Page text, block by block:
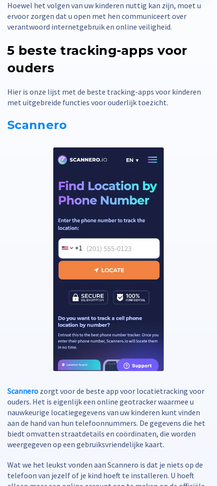
Hoewel het volgen van uw kinderen nuttig kan zijn, moet u
ervoor zorgen dat u open met hen communiceert over
verantwoord internetgebruik en online veiligheid.
5 beste tracking-apps voor
ouders
Hier is onze lijst met de beste tracking-apps voor kinderen
met uitgebreide functies voor ouderlijk toezicht.
Scannero
Scannero zorgt voor de beste app voor locatietracking voor
ouders. Het is eigenlijk een online geotracker waarmee u
nauwkeurige locatiegegevens van uw kinderen kunt vinden
aan de hand van hun telefoonnummers. De gegevens die het
biedt omvatten straatdetails en coördinaten, die worden
weergegeven op een gebruiksvriendelijke kaart.
Wat we het leukst vonden aan Scannero is dat je niets op de
telefoon van jezelf of je kind hoeft te installeren. U hoeft